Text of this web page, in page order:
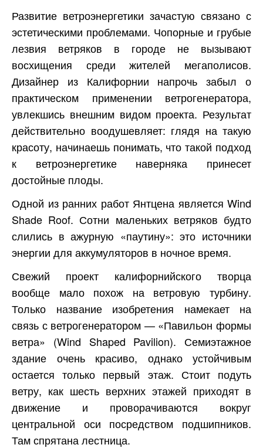
Развитие ветроэнергетики зачастую связано с
эстетическими проблемами. Чопорные и грубые
лезвия ветряков в городе не вызывают
восхищения среди жителей мегаполисов.
Дизайнер из Калифорнии напрочь забыл о
практическом применении ветрогенератора,
увлекшись внешним видом проекта. Результат
действительно воодушевляет: глядя на такую
красоту, начинаешь понимать, что такой подход
к ветроэнергетике наверняка принесет
достойные плоды.
Одной из ранних работ Янтцена является Wind
Shade Roof. Сотни маленьких ветряков будто
слились в ажурную «паутину»: это источники
энергии для аккумуляторов в ночное время.
Свежий проект калифорнийского творца
вообще мало похож на ветровую турбину.
Только название изобретения намекает на
связь с ветрогенератором — «Павильон формы
ветра» (Wind Shaped Pavilion). Семиэтажное
здание очень красиво, однако устойчивым
остается только первый этаж. Стоит подуть
ветру, как шесть верхних этажей приходят в
движение и проворачиваются вокруг
центральной оси посредством подшипников.
Там спрятана лестница.